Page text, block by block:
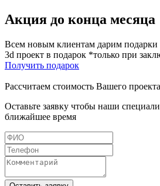
Акция до конца месяца
Всем новым клиентам дарим подарки
3d проект в подарок *только при
Получить подарок
Рассчитаем стоимость Вашего
Оставьте заявку чтобы наши
ближайшее время